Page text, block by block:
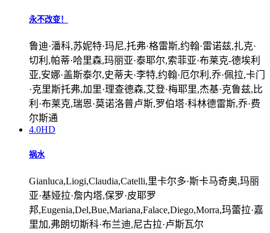
永不改变！
鲁迪·潘科,苏妮特·玛尼,托弗·格雷斯,约翰·雷诺兹,扎克·
切利,帕蒂·哈里森,玛丽亚·泰耶尔,索菲亚·布莱克-德埃利
亚,安娜·盖斯泰尔,史蒂夫·李特,约翰·厄尔利,乔·佩拉,卡门
·克里斯托弗,加里·理查德森,艾登·梅耶里,杰基·克鲁兹,比
利·布莱克,瑞恩·莫诺洛普卢斯,罗伯塔·科林德雷斯,乔·费
尔斯通
4.0HD
祸水
Gianluca,Liogi,Claudia,Catelli,里卡尔多·斯卡马奇奥,玛丽
亚·基娅拉·詹内塔,保罗·皮耶罗
邦,Eugenia,Del,Bue,Mariana,Falace,Diego,Morra,玛蕾拉·嘉
里加,弗朗切斯科·布兰迪,尼古拉·卢斯瓦尔